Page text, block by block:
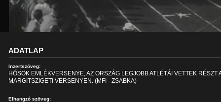
ADATLAP
Inzertszöveg:
HŐSÖK EMLÉKVERSENYE, AZ ORSZÁG LEGJOBB ATLÉTÁI VETTEK RÉSZT
MARGITSZIGETI VERSENYEN. (MFI - ZSABKA)
Elhangzó szöveg: